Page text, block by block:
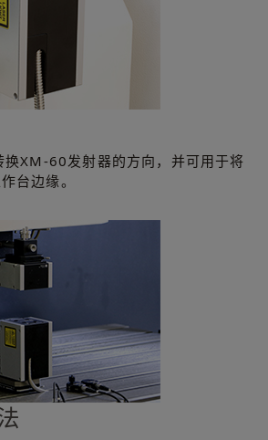
XM-60发射器的方向，并可用于将
台边缘。